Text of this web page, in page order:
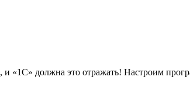
и «1С» должна это отражать! Настроим